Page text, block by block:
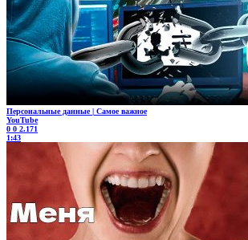
Персональные данные | Самое важное
YouTube
0 0 2.171
1:43